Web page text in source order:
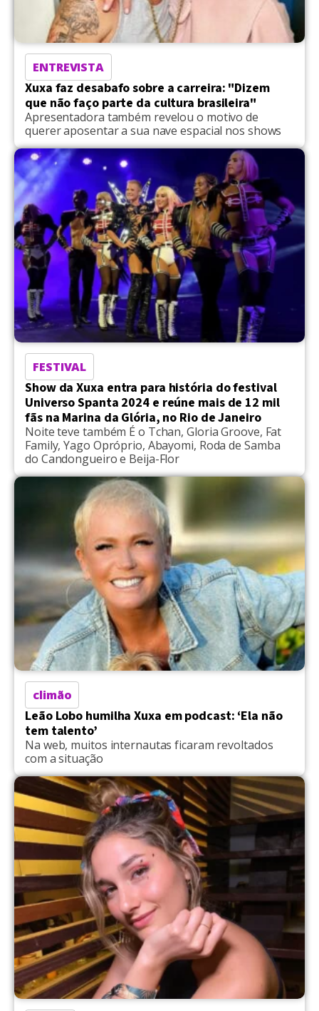
ENTREVISTA
Xuxa faz desabafo sobre a carreira: "Dizem
que não faço parte da cultura brasileira"
Apresentadora também revelou o motivo de
querer aposentar a sua nave espacial nos shows
FESTIVAL
Show da Xuxa entra para história do festival
Universo Spanta 2024 e reúne mais de 12 mil
fãs na Marina da Glória, no Rio de Janeiro
Noite teve também É o Tchan, Gloria Groove, Fat
Family, Yago Opróprio, Abayomi, Roda de Samba
do Candongueiro e Beija-Flor
climão
Leão Lobo humilha Xuxa em podcast: ‘Ela não
tem talento’
Na web, muitos internautas ficaram revoltados
com a situação